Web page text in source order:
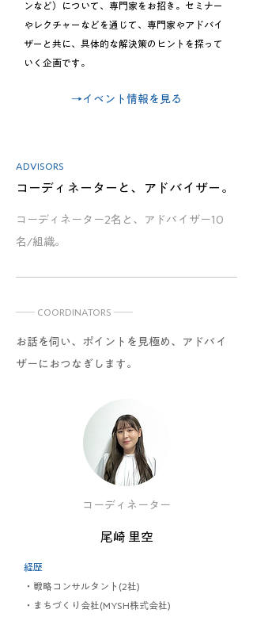
ンなど）について、専門家をお招き。セミナー
やレクチャーなどを通じて、専門家やアドバイ
ザーと共に、具体的な解決策のヒントを探って
いく企画です。
→イベント情報を見る
ADVISORS
コーディネーターと、アドバイザー。
コーディネーター2名と、アドバイザー10
名/組織。
── COORDINATORS ──
お話を伺い、ポイントを見極め、アドバイ
ザーにおつなぎします。
コーディネーター
尾崎 里空
経歴
・戦略コンサルタント(2社)
・まちづくり会社(MYSH株式会社)